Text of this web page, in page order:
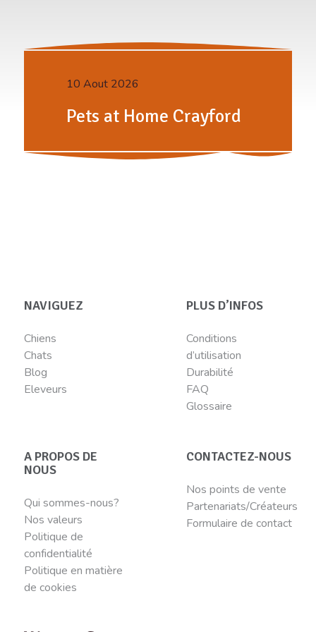
10 Aout 2026
Pets at Home Crayford
NAVIGUEZ
Chiens
Chats
Blog
Eleveurs
PLUS D’INFOS
Conditions
d’utilisation
Durabilité
FAQ
Glossaire
A PROPOS DE
NOUS
Qui sommes-nous?
Nos valeurs
Politique de
confidentialité
Politique en matière
de cookies
CONTACTEZ-NOUS
Nos points de vente
Partenariats/Créateurs
Formulaire de contact